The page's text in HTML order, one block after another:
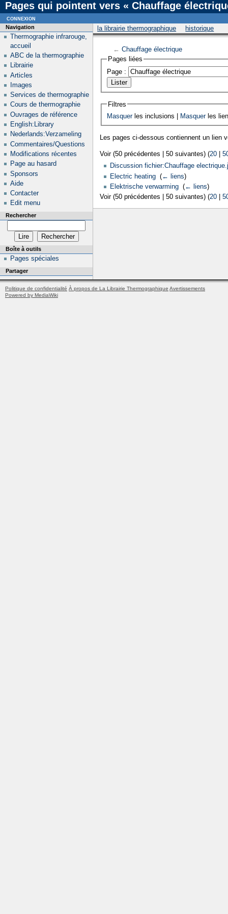
Pages qui pointent vers « Chauffage
la librairie thermographique historique
← Chauffage électrique
Pages liées
Page :
Filtres
Masquerles inclusions | Masquerles
Les pages ci-dessous contiennent un lien
Voir (50 précédentes | 50 suivantes) (20
Discussion fichier:Chauffage
Electric heating‎ (← liens)
Elektrische verwarming‎ (← liens)
Voir (50 précédentes | 50 suivantes) (20
Navigation
Thermographie infrarouge,
accueil
ABC de la thermographie
Librairie
Articles
Images
Services de thermographie
Cours de thermographie
Ouvrages de référence
English:Library
Nederlands:Verzameling
Commentaires/Questions
Modifications récentes
Page au hasard
Sponsors
Aide
Contacter
Edit menu
Rechercher
Boîte à outils
Pages spéciales
Partager
connexion
Politique de confidentialité À propos de La Librairie Thermographique Avertissements
Powered by MediaWiki